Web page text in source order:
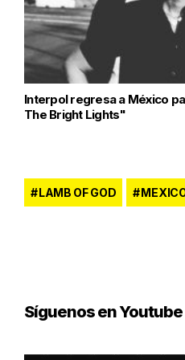
Interpol regresa a México
The Bright Lights"
LAMB OF GOD
Síguenos en Youtube